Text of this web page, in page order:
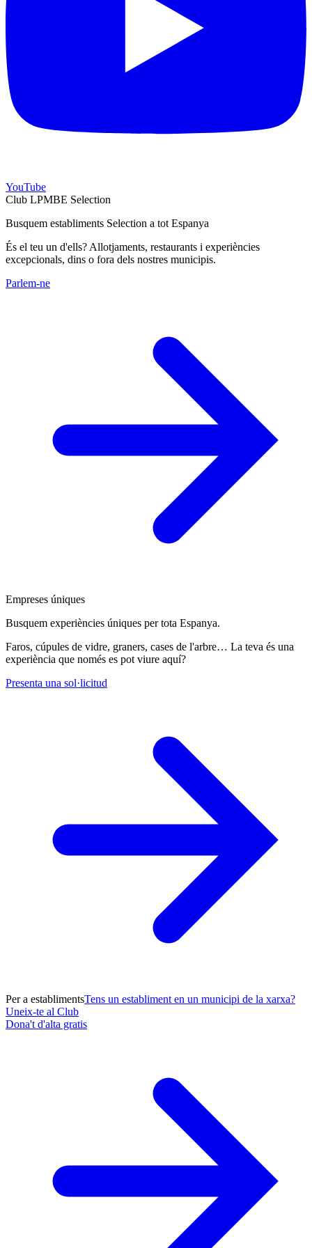
YouTube
Club LPMBE Selection
Busquem establiments Selection a tot Espanya
És el teu un d'ells? Allotjaments, restaurants i experiències
excepcionals, dins o fora dels nostres municipis.
Parlem-ne
Empreses úniques
Busquem experiències úniques per tota Espanya.
Faros, cúpules de vidre, graners, cases de l'arbre… La teva és una
experiència que només es pot viure aquí?
Presenta una sol·licitud
Per a establimentsTens un establiment en un municipi de la xarxa?
Uneix-te al Club
Dona't d'alta gratis